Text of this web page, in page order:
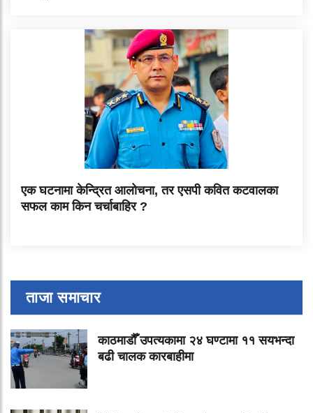
एक घटनामा केन्द्रित आलोचना, तर एसपी कवित कटवालका
सफल काम किन चर्चाबाहिर ?
ताजा समाचार
काठमाडौँ उपत्यकामा २४ घण्टामा ११ सयभन्दा
बढी चालक कारबाहीमा